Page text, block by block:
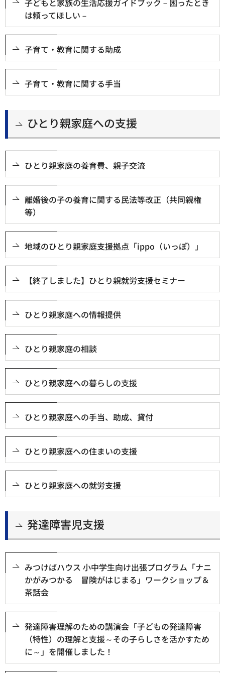
子どもと家族の生活応援ガイドブック－困ったとき
は頼ってほしい－
子育て・教育に関する助成
子育て・教育に関する手当
ひとり親家庭への支援
ひとり親家庭の養育費、親子交流
離婚後の子の養育に関する民法等改正（共同親権
等）
地域のひとり親家庭支援拠点「ippo（いっぽ）」
【終了しました】ひとり親就労支援セミナー
ひとり親家庭への情報提供
ひとり親家庭の相談
ひとり親家庭への暮らしの支援
ひとり親家庭への手当、助成、貸付
ひとり親家庭への住まいの支援
ひとり親家庭への就労支援
発達障害児支援
みつけばハウス 小中学生向け出張プログラム「ナニ
かがみつかる 冒険がはじまる」ワークショップ＆
茶話会
発達障害理解のための講演会「子どもの発達障害
（特性）の理解と支援～その子らしさを活かすため
に～」を開催しました！